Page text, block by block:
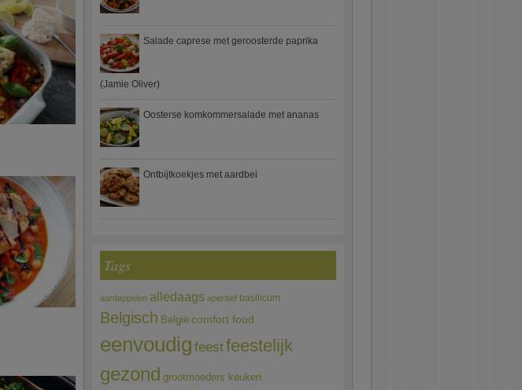
Salade caprese met geroosterde paprika
(Jamie Oliver)
Oosterse komkommersalade met ananas
Ontbijtkoekjes met aardbei
Tags
aardappelen alledaags aperitief basilicum
Belgisch België comfort food
eenvoudig feestfeestelijk
gezond grootmoeders keuken